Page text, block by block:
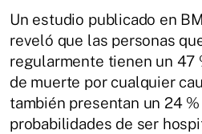
Un estudio publicado en
reveló que las personas
regularmente tienen un 47
de muerte por cualquier
también presentan un 24
probabilidades de ser